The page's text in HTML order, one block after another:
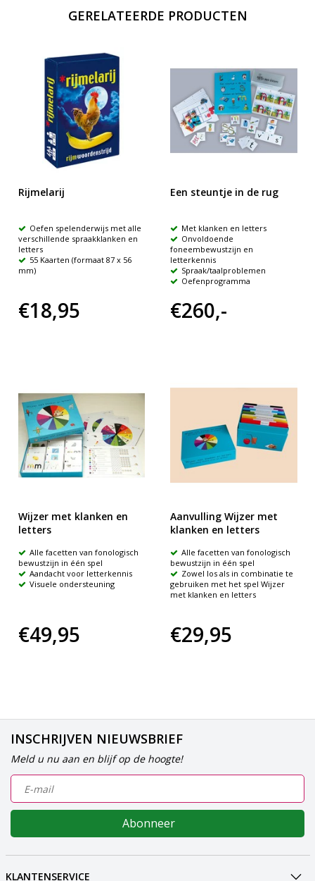
GERELATEERDE PRODUCTEN
Rijmelarij
Oefen spelenderwijs met alle
verschillende spraakklanken en
letters
55 Kaarten (formaat 87 x 56
mm)
€18,95
Een steuntje in de rug
Met klanken en letters
Onvoldoende
foneembewustzijn en
letterkennis
Spraak/taalproblemen
Oefenprogramma
€260,-
Wijzer met klanken en
letters
Alle facetten van fonologisch
bewustzijn in één spel
Aandacht voor letterkennis
Visuele ondersteuning
€49,95
Aanvulling Wijzer met
klanken en letters
Alle facetten van fonologisch
bewustzijn in één spel
Zowel los als in combinatie te
gebruiken met het spel Wijzer
met klanken en letters
€29,95
INSCHRIJVEN NIEUWSBRIEF
Meld u nu aan en blijf op de hoogte!
Abonneer
KLANTENSERVICE